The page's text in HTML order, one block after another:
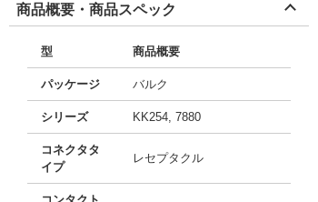
商品概要・商品スペック
型 商品概要
パッケージ バルク
シリーズ KK254, 7880
コネクタタ
イプ
レセプタクル